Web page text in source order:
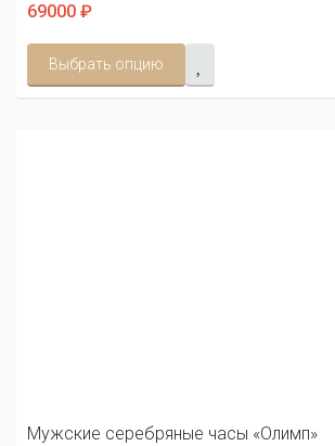
69000 ₽
Выбрать опцию
Мужские серебряные часы «Олимп»